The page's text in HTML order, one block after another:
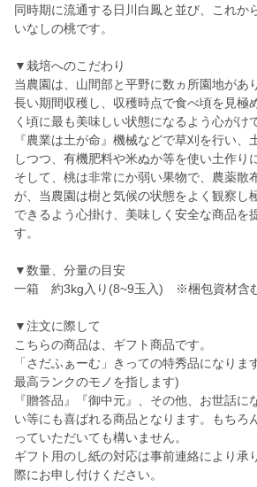
同時期に流通する日川白鳳と並び、これか
いなしの桃です。
▼栽培へのこだわり
当農園は、山間部と平野に数ヵ所園地があ
長い期間収穫し、収穫時点で食べ頃を見極
く頃に最も美味しい状態になるよう心がけ
『農業は土が命』機械などで草刈を行い、
しつつ、有機肥料や米ぬか等を使い土作り
そして、桃は非常にか弱い果物で、農薬散
が、当農園は樹と気候の状態をよく観察し
できるよう心掛け、美味しく安全な商品を
す。
▼数量、分量の目安
一箱 約3kg入り(8~9玉入) ※梱包資材含
▼注文に際して
こちらの商品は、ギフト商品です。
「さだふぁーむ」きっての特秀品になりま
最高ランクのモノを指します)
『贈答品』『御中元』、その他、お世話に
い等にも喜ばれる商品となります。もちろ
っていただいても構いません。
ギフト用のし紙の対応は事前連絡により承
際にお申し付けください。